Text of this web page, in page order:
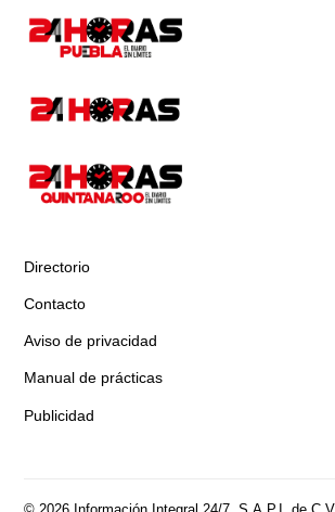
Directorio
Contacto
Aviso de privacidad
Manual de prácticas
Publicidad